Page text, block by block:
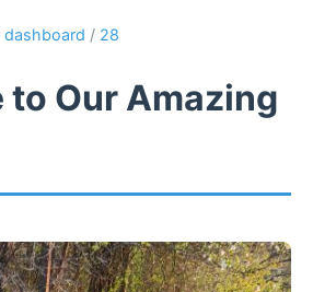
dashboard / 28
to Our Amazing